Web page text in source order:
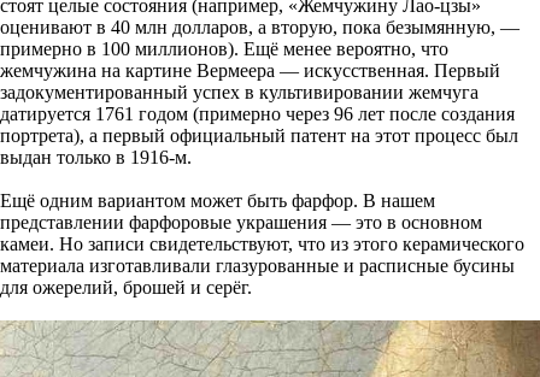
стоят целые состояния (например, «Жемчужину Лао-цзы»
оценивают в 40 млн долларов, а вторую, пока безымянную, —
примерно в 100 миллионов). Ещё менее вероятно, что
жемчужина на картине Вермеера — искусственная. Первый
задокументированный успех в культивировании жемчуга
датируется 1761 годом (примерно через 96 лет после создания
портрета), а первый официальный патент на этот процесс был
выдан только в 1916-м.
Ещё одним вариантом может быть фарфор. В нашем
представлении фарфоровые украшения — это в основном
камеи. Но записи свидетельствуют, что из этого керамического
материала изготавливали глазурованные и расписные бусины
для ожерелий, брошей и серёг.